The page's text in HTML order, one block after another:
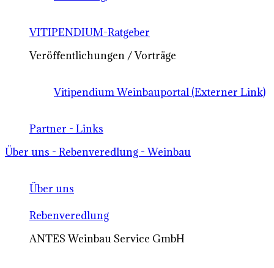
VITIPENDIUM-Ratgeber
Veröffentlichungen / Vorträge
Vitipendium Weinbauportal (Externer Link)
Partner - Links
Über uns - Rebenveredlung - Weinbau
Über uns
Rebenveredlung
ANTES Weinbau Service GmbH